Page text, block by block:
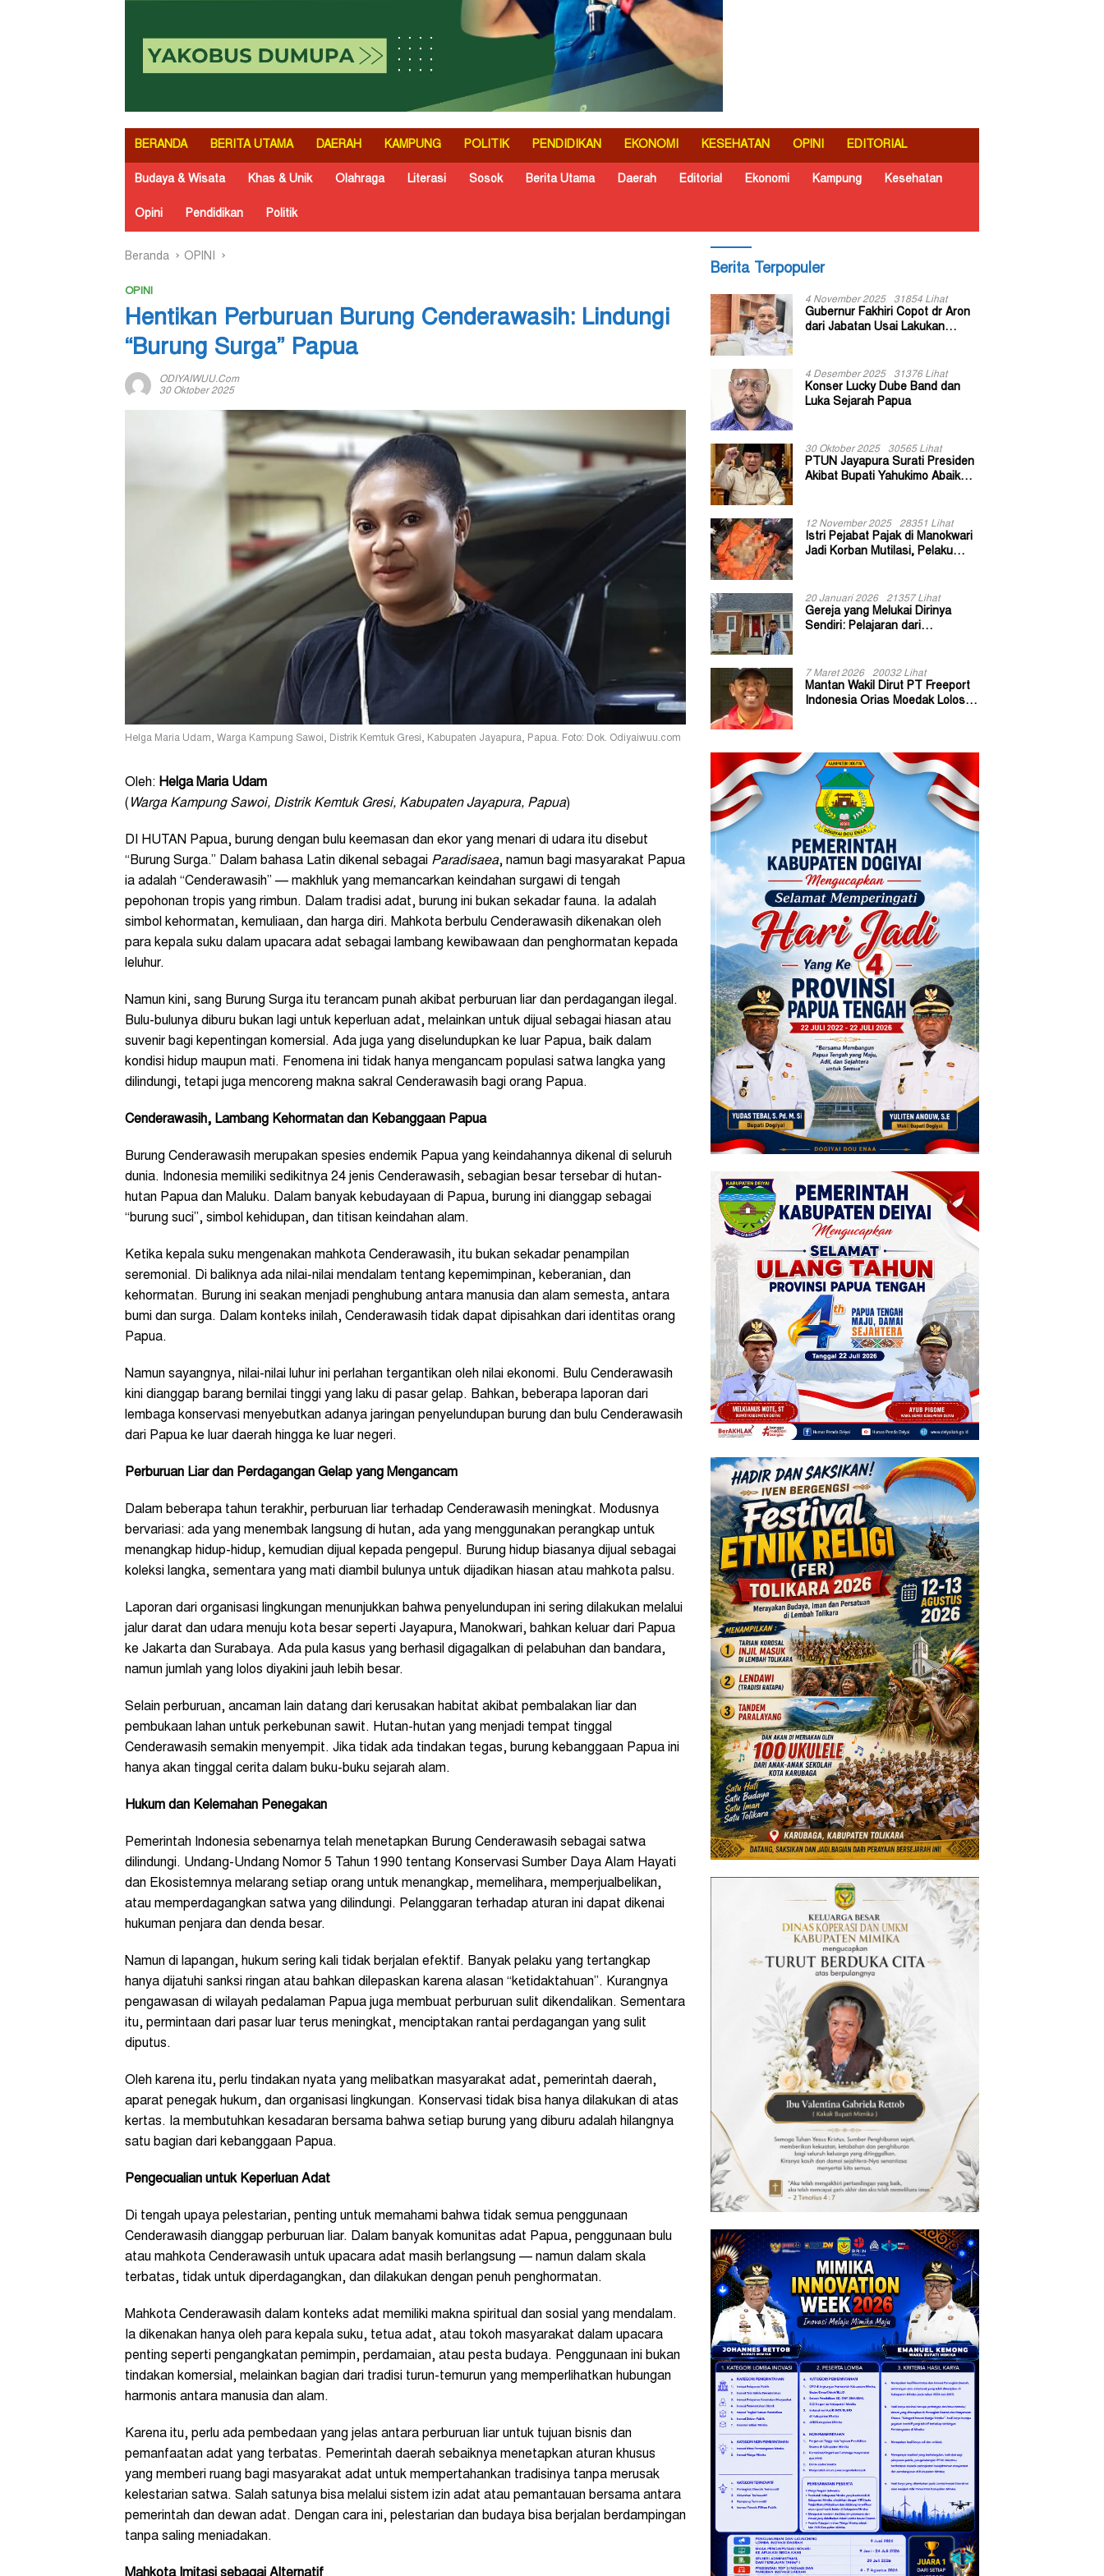
BERANDA BERITA UTAMA DAERAH KAMPUNG POLITIK PENDIDIKAN EKONOMI KESEHATAN OPINI EDITORIAL
Budaya & Wisata Khas & Unik Olahraga Literasi Sosok Berita Utama Daerah Editorial Ekonomi Kampung Kesehatan
Opini Pendidikan Politik
Beranda OPINI
OPINI
Hentikan Perburuan Burung Cenderawasih: Lindungi
“Burung Surga” Papua
ODIYAIWUU.com
30 Oktober 2025
Helga Maria Udam, Warga Kampung Sawoi, Distrik Kemtuk Gresi, Kabupaten Jayapura, Papua. Foto: Dok. Odiyaiwuu.com
Oleh: Helga Maria Udam
( Warga Kampung Sawoi, Distrik Kemtuk Gresi, Kabupaten Jayapura, Papua)
DI HUTAN Papua, burung dengan bulu keemasan dan ekor yang menari di udara itu disebut
“Burung Surga.” Dalam bahasa Latin dikenal sebagai Paradisaea, namun bagi masyarakat Papua
ia adalah “Cenderawasih” — makhluk yang memancarkan keindahan surgawi di tengah
pepohonan tropis yang rimbun. Dalam tradisi adat, burung ini bukan sekadar fauna. Ia adalah
simbol kehormatan, kemuliaan, dan harga diri. Mahkota berbulu Cenderawasih dikenakan oleh
para kepala suku dalam upacara adat sebagai lambang kewibawaan dan penghormatan kepada
leluhur.
Namun kini, sang Burung Surga itu terancam punah akibat perburuan liar dan perdagangan ilegal.
Bulu-bulunya diburu bukan lagi untuk keperluan adat, melainkan untuk dijual sebagai hiasan atau
suvenir bagi kepentingan komersial. Ada juga yang diselundupkan ke luar Papua, baik dalam
kondisi hidup maupun mati. Fenomena ini tidak hanya mengancam populasi satwa langka yang
dilindungi, tetapi juga mencoreng makna sakral Cenderawasih bagi orang Papua.
Cenderawasih, Lambang Kehormatan dan Kebanggaan Papua
Burung Cenderawasih merupakan spesies endemik Papua yang keindahannya dikenal di seluruh
dunia. Indonesia memiliki sedikitnya 24 jenis Cenderawasih, sebagian besar tersebar di hutan-
hutan Papua dan Maluku. Dalam banyak kebudayaan di Papua, burung ini dianggap sebagai
“burung suci”, simbol kehidupan, dan titisan keindahan alam.
Ketika kepala suku mengenakan mahkota Cenderawasih, itu bukan sekadar penampilan
seremonial. Di baliknya ada nilai-nilai mendalam tentang kepemimpinan, keberanian, dan
kehormatan. Burung ini seakan menjadi penghubung antara manusia dan alam semesta, antara
bumi dan surga. Dalam konteks inilah, Cenderawasih tidak dapat dipisahkan dari identitas orang
Papua.
Namun sayangnya, nilai-nilai luhur ini perlahan tergantikan oleh nilai ekonomi. Bulu Cenderawasih
kini dianggap barang bernilai tinggi yang laku di pasar gelap. Bahkan, beberapa laporan dari
lembaga konservasi menyebutkan adanya jaringan penyelundupan burung dan bulu Cenderawasih
dari Papua ke luar daerah hingga ke luar negeri.
Perburuan Liar dan Perdagangan Gelap yang Mengancam
Dalam beberapa tahun terakhir, perburuan liar terhadap Cenderawasih meningkat. Modusnya
bervariasi: ada yang menembak langsung di hutan, ada yang menggunakan perangkap untuk
menangkap hidup-hidup, kemudian dijual kepada pengepul. Burung hidup biasanya dijual sebagai
koleksi langka, sementara yang mati diambil bulunya untuk dijadikan hiasan atau mahkota palsu.
Laporan dari organisasi lingkungan menunjukkan bahwa penyelundupan ini sering dilakukan melalui
jalur darat dan udara menuju kota besar seperti Jayapura, Manokwari, bahkan keluar dari Papua
ke Jakarta dan Surabaya. Ada pula kasus yang berhasil digagalkan di pelabuhan dan bandara,
namun jumlah yang lolos diyakini jauh lebih besar.
Selain perburuan, ancaman lain datang dari kerusakan habitat akibat pembalakan liar dan
pembukaan lahan untuk perkebunan sawit. Hutan-hutan yang menjadi tempat tinggal
Cenderawasih semakin menyempit. Jika tidak ada tindakan tegas, burung kebanggaan Papua ini
hanya akan tinggal cerita dalam buku-buku sejarah alam.
Hukum dan Kelemahan Penegakan
Pemerintah Indonesia sebenarnya telah menetapkan Burung Cenderawasih sebagai satwa
dilindungi. Undang-Undang Nomor 5 Tahun 1990 tentang Konservasi Sumber Daya Alam Hayati
dan Ekosistemnya melarang setiap orang untuk menangkap, memelihara, memperjualbelikan,
atau memperdagangkan satwa yang dilindungi. Pelanggaran terhadap aturan ini dapat dikenai
hukuman penjara dan denda besar.
Namun di lapangan, hukum sering kali tidak berjalan efektif. Banyak pelaku yang tertangkap
hanya dijatuhi sanksi ringan atau bahkan dilepaskan karena alasan “ketidaktahuan”. Kurangnya
pengawasan di wilayah pedalaman Papua juga membuat perburuan sulit dikendalikan. Sementara
itu, permintaan dari pasar luar terus meningkat, menciptakan rantai perdagangan yang sulit
diputus.
Oleh karena itu, perlu tindakan nyata yang melibatkan masyarakat adat, pemerintah daerah,
aparat penegak hukum, dan organisasi lingkungan. Konservasi tidak bisa hanya dilakukan di atas
kertas. Ia membutuhkan kesadaran bersama bahwa setiap burung yang diburu adalah hilangnya
satu bagian dari kebanggaan Papua.
Pengecualian untuk Keperluan Adat
Di tengah upaya pelestarian, penting untuk memahami bahwa tidak semua penggunaan
Cenderawasih dianggap perburuan liar. Dalam banyak komunitas adat Papua, penggunaan bulu
atau mahkota Cenderawasih untuk upacara adat masih berlangsung — namun dalam skala
terbatas, tidak untuk diperdagangkan, dan dilakukan dengan penuh penghormatan.
Mahkota Cenderawasih dalam konteks adat memiliki makna spiritual dan sosial yang mendalam.
Ia dikenakan hanya oleh para kepala suku, tetua adat, atau tokoh masyarakat dalam upacara
penting seperti pengangkatan pemimpin, perdamaian, atau pesta budaya. Penggunaan ini bukan
tindakan komersial, melainkan bagian dari tradisi turun-temurun yang memperlihatkan hubungan
harmonis antara manusia dan alam.
Karena itu, perlu ada pembedaan yang jelas antara perburuan liar untuk tujuan bisnis dan
pemanfaatan adat yang terbatas. Pemerintah daerah sebaiknya menetapkan aturan khusus
yang memberi ruang bagi masyarakat adat untuk mempertahankan tradisinya tanpa merusak
kelestarian satwa. Salah satunya bisa melalui sistem izin adat atau pemantauan bersama antara
pemerintah dan dewan adat. Dengan cara ini, pelestarian dan budaya bisa berjalan berdampingan
tanpa saling meniadakan.
Mahkota Imitasi sebagai Alternatif
Berita Terpopuler
4 November 2025 31854 Lihat
Gubernur Fakhiri Copot dr Aron
dari Jabatan Usai Lakukan
4 Desember 2025 31376 Lihat
Konser Lucky Dube Band dan
Luka Sejarah Papua
30 Oktober 2025 30565 Lihat
PTUN Jayapura Surati Presiden
Akibat Bupati Yahukimo Abaikan
12 November 2025 28351 Lihat
Istri Pejabat Pajak di Manokwari
Jadi Korban Mutilasi, Pelaku
20 Januari 2026 21357 Lihat
Gereja yang Melukai Dirinya
Sendiri: Pelajaran dari
7 Maret 2026 20032 Lihat
Mantan Wakil Dirut PT Freeport
Indonesia Orias Moedak Lolos